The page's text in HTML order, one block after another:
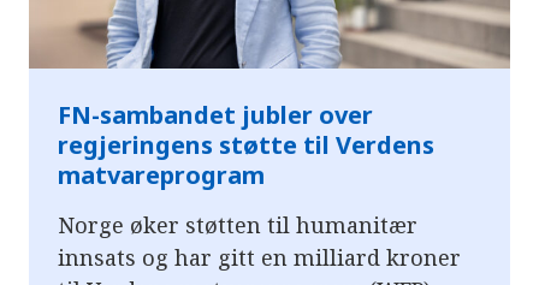
FN-sambandet jubler over
regjeringens støtte til Verdens
matvareprogram
Norge øker støtten til humanitær
innsats og har gitt en milliard kroner